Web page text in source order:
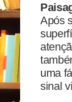
Após
uma
sinal